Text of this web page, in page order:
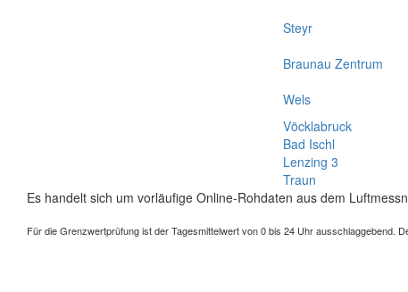
Steyr
Braunau Zentrum
Wels
Vöcklabruck
Bad Ischl
Lenzing 3
Traun
Es handelt sich um vorläufige Online-Rohdaten aus dem
Für die Grenzwertprüfung ist der Tagesmittelwert von 0 bis 24 Uhr ausschlaggebend.